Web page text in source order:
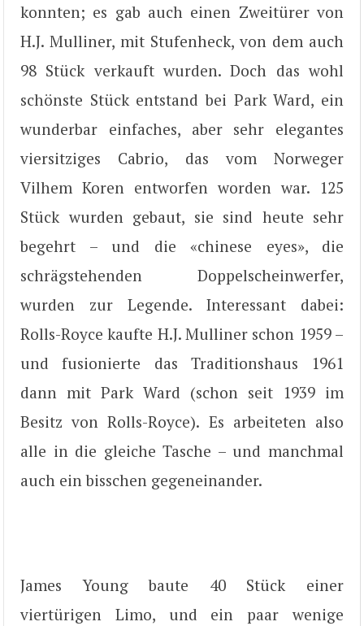
konnten; es gab auch einen Zweitürer von
H.J. Mulliner, mit Stufenheck, von dem auch
98 Stück verkauft wurden. Doch das wohl
schönste Stück entstand bei Park Ward, ein
wunderbar einfaches, aber sehr elegantes
viersitziges Cabrio, das vom Norweger
Vilhem Koren entworfen worden war. 125
Stück wurden gebaut, sie sind heute sehr
begehrt – und die «chinese eyes», die
schrägstehenden Doppelscheinwerfer,
wurden zur Legende. Interessant dabei:
Rolls-Royce kaufte H.J. Mulliner schon 1959 –
und fusionierte das Traditionshaus 1961
dann mit Park Ward (schon seit 1939 im
Besitz von Rolls-Royce). Es arbeiteten also
alle in die gleiche Tasche – und manchmal
auch ein bisschen gegeneinander.
James Young baute 40 Stück einer
viertürigen Limo, und ein paar wenige